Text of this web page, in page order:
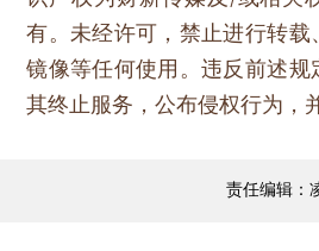
有。未经许可，禁止进行转载
镜像等任何使用。违反前述规
其终止服务，公布侵权行为，
责任编辑：